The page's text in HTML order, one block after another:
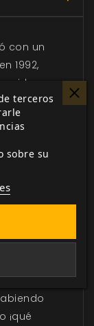
con un
1992,
a
mundo
que
Lobo
eran al
llenas
natural
con
Garou
¡qué
terceros
sobre su